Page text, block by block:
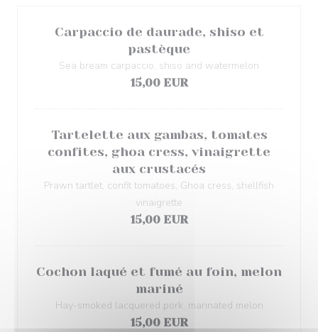
Carpaccio de daurade, shiso et
pastèque
Sea bream carpaccio, shiso and watermelon
15,00 EUR
Tartelette aux gambas, tomates
confites, ghoa cress, vinaigrette
aux crustacés
Prawn tartlet, confit tomatoes, Ghoa cress, shellfish
vinaigrette
15,00 EUR
Cochon laqué et fumé au foin, melon
mariné
Hay-smoked lacquered pork, marinated melon
15,00 EUR